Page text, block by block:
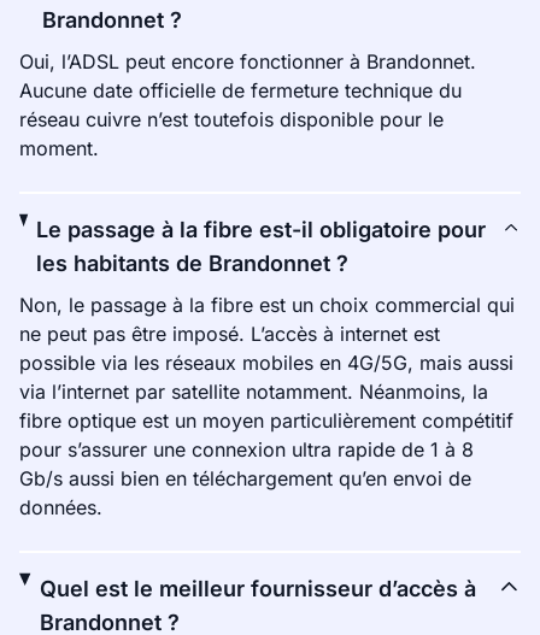
Brandonnet ?
Oui, l’ADSL peut encore fonctionner à Brandonnet.
Aucune date officielle de fermeture technique du
réseau cuivre n’est toutefois disponible pour le
moment.
Le passage à la fibre est-il obligatoire pour
les habitants de Brandonnet ?
Non, le passage à la fibre est un choix commercial qui
ne peut pas être imposé. L’accès à internet est
possible via les réseaux mobiles en 4G/5G, mais aussi
via l’internet par satellite notamment. Néanmoins, la
fibre optique est un moyen particulièrement compétitif
pour s’assurer une connexion ultra rapide de 1 à 8
Gb/s aussi bien en téléchargement qu’en envoi de
données.
Quel est le meilleur fournisseur d’accès à
Brandonnet ?